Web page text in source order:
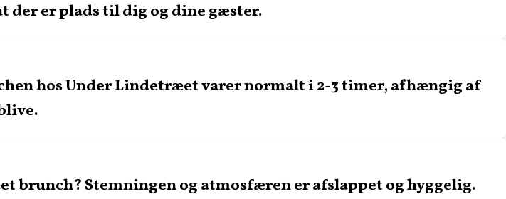
der er plads til dig og dine gæster.
hos Under Lindetræet varer normalt i 2-3 timer, afhængig af
brunch? Stemningen og atmosfæren er afslappet og hyggelig.